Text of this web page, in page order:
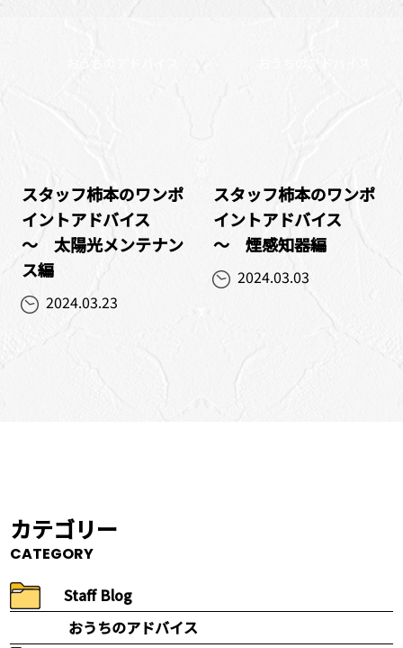
スタッフ柿本のワンポ
イントアドバイス
～ 太陽光メンテナン
ス編
2024.03.23
スタッフ柿本のワンポ
イントアドバイス
～ 煙感知器編
2024.03.03
カテゴリー
CATEGORY
Staff Blog
おうちのアドバイス